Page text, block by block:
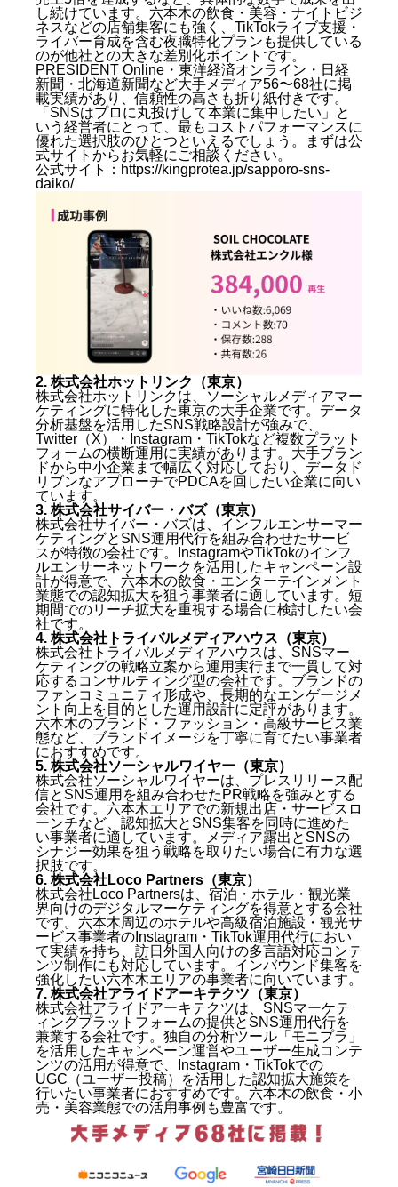
し続けています。六本木の飲食・美容・ナイトビジ
ネスなどの店舗集客にも強く、TikTokライブ支援・
ライバー育成を含む夜職特化プランも提供している
のが他社との大きな差別化ポイントです。
PRESIDENT Online・東洋経済オンライン・日経
新聞・北海道新聞など大手メディア56〜68社に掲
載実績があり、信頼性の高さも折り紙付きです。
「SNSはプロに丸投げして本業に集中したい」と
いう経営者にとって、最もコストパフォーマンスに
優れた選択肢のひとつといえるでしょう。まずは公
式サイトからお気軽にご相談ください。
公式サイト： https://kingprotea.jp/sapporo-sns-
daiko/
2. 株式会社ホットリンク（東京）
株式会社ホットリンクは、ソーシャルメディアマー
ケティングに特化した東京の大手企業です。データ
分析基盤を活用したSNS戦略設計が強みで、
Twitter（X）・Instagram・TikTokなど複数プラット
フォームの横断運用に実績があります。大手ブラン
ドから中小企業まで幅広く対応しており、データド
リブンなアプローチでPDCAを回したい企業に向い
ています。
3. 株式会社サイバー・バズ（東京）
株式会社サイバー・バズは、インフルエンサーマー
ケティングとSNS運用代行を組み合わせたサービ
スが特徴の会社です。InstagramやTikTokのインフ
ルエンサーネットワークを活用したキャンペーン設
計が得意で、六本木の飲食・エンターテインメント
業態での認知拡大を狙う事業者に適しています。短
期間でのリーチ拡大を重視する場合に検討したい会
社です。
4. 株式会社トライバルメディアハウス（東京）
株式会社トライバルメディアハウスは、SNSマー
ケティングの戦略立案から運用実行まで一貫して対
応するコンサルティング型の会社です。ブランドの
ファンコミュニティ形成や、長期的なエンゲージメ
ント向上を目的とした運用設計に定評があります。
六本木のブランド・ファッション・高級サービス業
態など、ブランドイメージを丁寧に育てたい事業者
におすすめです。
5. 株式会社ソーシャルワイヤー（東京）
株式会社ソーシャルワイヤーは、プレスリリース配
信とSNS運用を組み合わせたPR戦略を強みとする
会社です。六本木エリアでの新規出店・サービスロ
ーンチなど、認知拡大とSNS集客を同時に進めた
い事業者に適しています。メディア露出とSNSの
シナジー効果を狙う戦略を取りたい場合に有力な選
択肢です。
6. 株式会社Loco Partners（東京）
株式会社Loco Partnersは、宿泊・ホテル・観光業
界向けのデジタルマーケティングを得意とする会社
です。六本木周辺のホテルや高級宿泊施設・観光サ
ービス事業者のInstagram・TikTok運用代行におい
て実績を持ち、訪日外国人向けの多言語対応コンテ
ンツ制作にも対応しています。インバウンド集客を
強化したい六本木エリアの事業者に向いています。
7. 株式会社アライドアーキテクツ（東京）
株式会社アライドアーキテクツは、SNSマーケテ
ィングプラットフォームの提供とSNS運用代行を
兼業する会社です。独自の分析ツール「モニプラ」
を活用したキャンペーン運営やユーザー生成コンテ
ンツの活用が得意で、Instagram・TikTokでの
UGC（ユーザー投稿）を活用した認知拡大施策を
行いたい事業者におすすめです。六本木の飲食・小
売・美容業態での活用事例も豊富です。